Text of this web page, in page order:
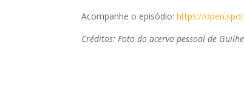
Acompanhe o episódio:https://
Créditos: Foto do acervo pessoal de